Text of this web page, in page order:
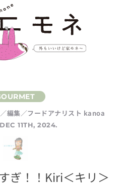
編集／フードアナリスト kanoa
DEC 11TH, 2024.
ぎ！！Kiri＜キリ＞